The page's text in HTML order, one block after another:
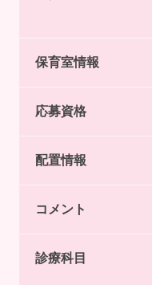
保育室情報
応募資格
配置情報
コメント
診療科目